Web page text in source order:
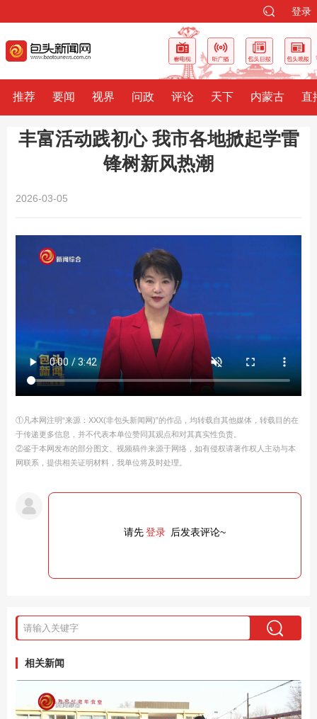
登录
推荐 要闻 视界 问政 评论 天下 内蒙古 直
丰富活动践初心 我市各地掀起学雷
锋树新风热潮
2026-03-05
①凡本网注明“来源：XXX(非包头新闻网)”的作品，均转载自其他媒体，转载目的在
于传递更多信息，并不代表本单位赞同其观点和对其真实性负责。
②鉴于本网发布的部分图文、视频稿件来源于网络，如有侵权请著作权人主动与本
网联系，提供相关证明材料，我单位将及时处理。
请先登录 后发表评论~
相关新闻